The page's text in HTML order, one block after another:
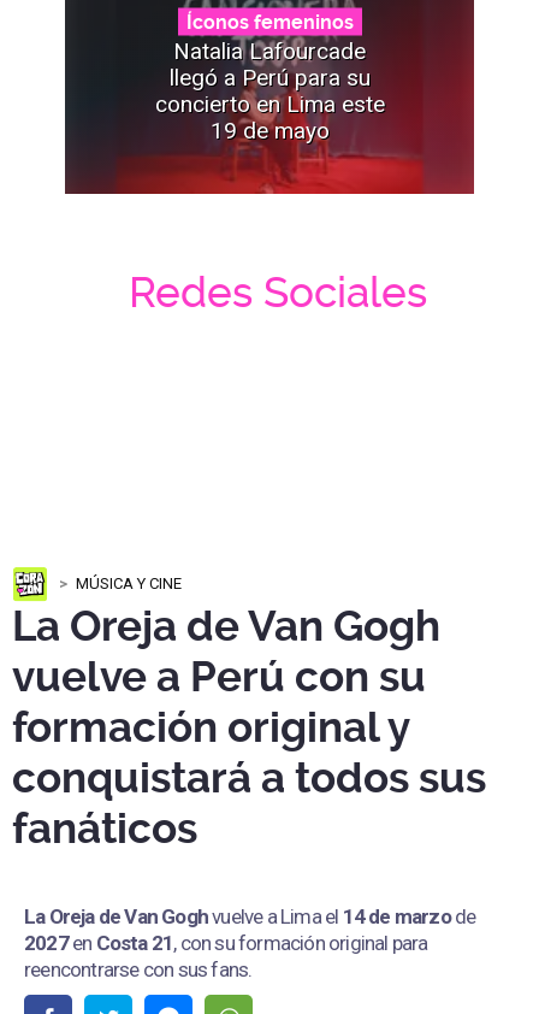
Íconos femeninos
Natalia Lafourcade
llegó a Perú para su
concierto en Lima este
19 de mayo
Redes Sociales
MÚSICA Y CINE
La Oreja de Van Gogh
vuelve a Perú con su
formación original y
conquistará a todos sus
fanáticos
La Oreja de Van Goghvuelve a Lima el 14 de marzode
2027en Costa 21, con su formación original para
reencontrarse con sus fans.